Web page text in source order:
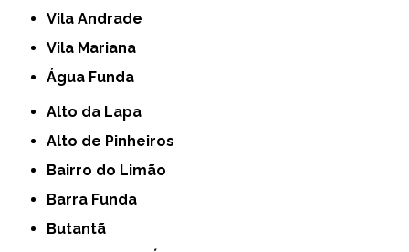
Vila Andrade
Vila Mariana
Água Funda
Alto da Lapa
Alto de Pinheiros
Bairro do Limão
Barra Funda
Butantã